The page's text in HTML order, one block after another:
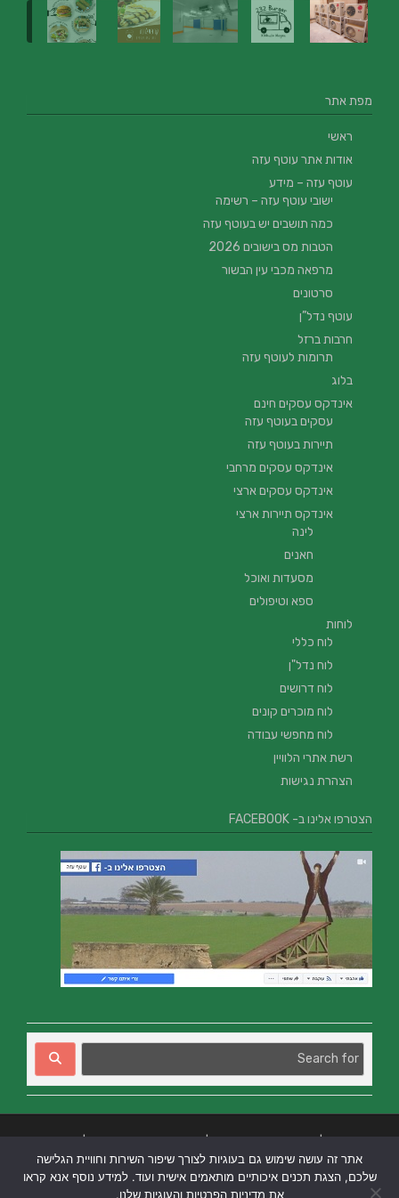
מפת אתר
ראשי
אודות אתר עוטף עזה
עוטף עזה – מידע
ישובי עוטף עזה – רשימה
כמה תושבים יש בעוטף עזה
הטבות מס בישובים 2026
מרפאה מכבי עין הבשור
סרטונים
עוטף נדל”ן
חרבות ברזל
תרומות לעוטף עזה
בלוג
אינדקס עסקים חינם
עסקים בעוטף עזה
תיירות בעוטף עזה
אינדקס עסקים מרחבי
אינדקס עסקים ארצי
אינדקס תיירות ארצי
לינה
חאנים
מסעדות ואוכל
ספא וטיפולים
לוחות
לוח כללי
לוח נדל"ן
לוח דרושים
לוח מוכרים קונים
לוח מחפשי עבודה
רשת אתרי הלוויין
הצהרת נגישות
הצטרפו אלינו ב- FACEBOOK
בבאר שבע |
אתר זה עושה שימוש גם בעוגיות לצורך שיפור השירות וחוויית הגלישה
שלכם, הצגת תכנים איכותיים מותאמים אישית ועוד. למידע נוסף אנא קראו
את מדיניות הפרטיות והעוגיות שלנו.